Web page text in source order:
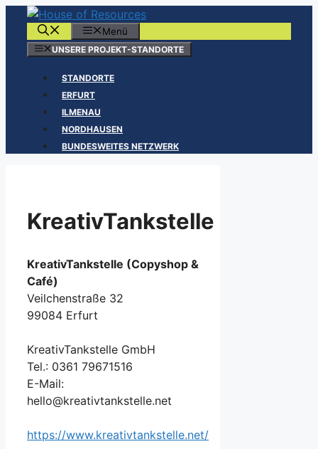
Zum
springen
Menü
UNSERE PROJEKT-STANDORTE
STANDORTE
ERFURT
ILMENAU
NORDHAUSEN
BUNDESWEITES NETZWERK
KreativTankstelle
KreativTankstelle (Copyshop &
Café)
Veilchenstraße 32
99084 Erfurt
KreativTankstelle GmbH
Tel.: 0361 79671516
E-Mail:
hello@kreativtankstelle.net
https://www.kreativtankstelle.net/